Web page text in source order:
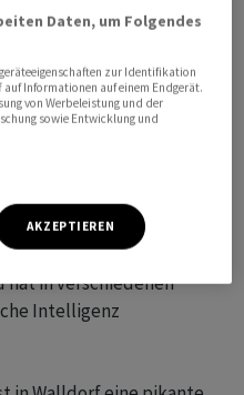
um Impulse zu
nun aber. Dem Vernehmen
nicht mit der in
Funktion als
anfreunden.
nun ein alter
2002 bis 2021 im
Ala-Pietilä war 1999 bis
hat in verschiedenen
Intelligenz
Daten, um Folgendes
zur Identifikation
Informationen auf einem Endgerät.
von Werbeleistung und der
sowie Entwicklung und
AKZEPTIEREN